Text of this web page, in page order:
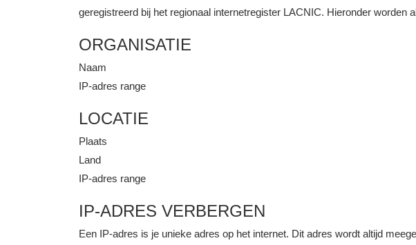
geregistreerd bij het regionaal internetregister LACNIC. Hieronder worden
ORGANISATIE
Naam
IP-adres range
LOCATIE
Plaats
Land
IP-adres range
IP-ADRES VERBERGEN
Een IP-adres is je unieke adres op het internet. Dit adres wordt altijd